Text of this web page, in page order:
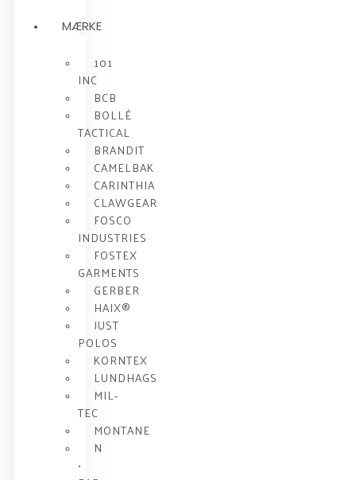
MÆRKE
101
INC
BCB
BOLLÉ
TACTICAL
BRANDIT
CAMELBAK
CARINTHIA
CLAWGEAR
FOSCO
INDUSTRIES
FOSTEX
GARMENTS
GERBER
HAIX®
JUST
POLOS
KORNTEX
LUNDHAGS
MIL-
TEC
MONTANE
N
•